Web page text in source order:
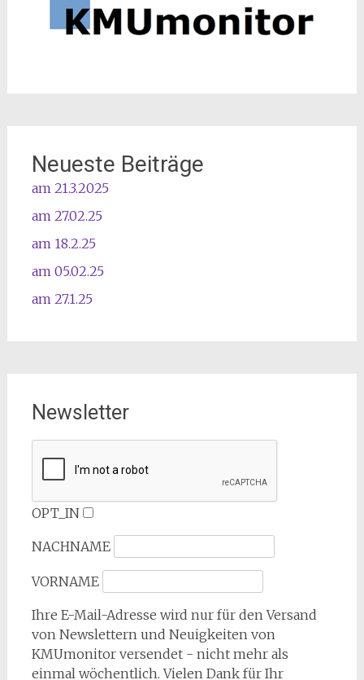
Neueste Beiträge
am 21.3.2025
am 27.02.25
am 18.2.25
am 05.02.25
am 27.1.25
Newsletter
OPT_IN
NACHNAME
VORNAME
Ihre E-Mail-Adresse wird nur für den Versand
von Newslettern und Neuigkeiten von
KMUmonitor versendet - nicht mehr als
einmal wöchentlich. Vielen Dank für Ihr